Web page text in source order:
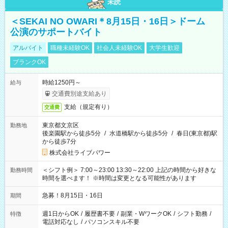
未読
＜SEKAI NO OWARI＊8月15日・16日＞ドーム
公演のサポートバイト
アルバイト 職種未経験OK 社会人未経験OK
大学生歓迎
ブランクOK
給与
時給1250円～
交通費別途支給あり
交通費 支給（規定有り）
勤務地
東京都文京区
後楽園駅から徒歩5分 / 水道橋駅から徒歩5分 / 春日(東京都)駅
から徒歩7分
株式会社ライブパワー
勤務時間
＜シフト例＞ 7:00～23:00 13:30～22:00 上記の時間から好きな
時間を選べます！ ※時間は変更となる可能性があります
期間 急募！8月15日・16日
特徴 週1日からOK / 履歴書不要 / 副業・WワークOK / シフト勤務 /
電話対応なし / パソコンスキル不要